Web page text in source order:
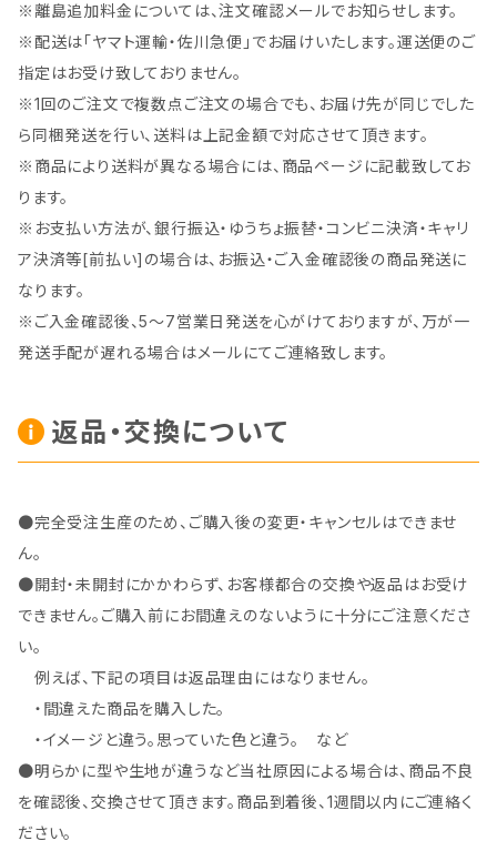
※離島追加料金については、注文確認メールでお知らせします。
※配送は「ヤマト運輸・佐川急便」でお届けいたします。運送便のご
指定はお受け致しておりません。
※1回のご注文で複数点ご注文の場合でも、お届け先が同じでした
ら同梱発送を行い、送料は上記金額で対応させて頂きます。
※商品により送料が異なる場合には、商品ページに記載致してお
ります。
※お支払い方法が、銀行振込・ゆうちょ振替・コンビニ決済・キャリ
ア決済等[前払い]の場合は、お振込・ご入金確認後の商品発送に
なります。
※ご入金確認後、5～7営業日発送を心がけておりますが、万が一
発送手配が遅れる場合はメールにてご連絡致します。
返品・交換について
●完全受注生産のため、ご購入後の変更・キャンセルはできませ
ん。
●開封・未開封にかかわらず、お客様都合の交換や返品はお受け
できません。ご購入前にお間違えのないように十分にご注意くださ
い。
例えば、下記の項目は返品理由にはなりません。
・間違えた商品を購入した。
・イメージと違う。思っていた色と違う。 など
●明らかに型や生地が違うなど当社原因による場合は、商品不良
を確認後、交換させて頂きます。商品到着後、1週間以内にご連絡く
ださい。